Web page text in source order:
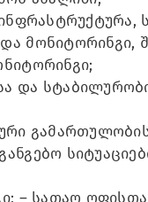
მონიტორინგი,
და